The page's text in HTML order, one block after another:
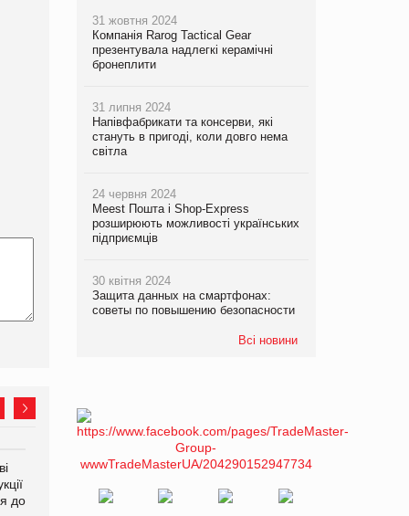
до
Аргентина повертається з
на європейський ринок
ФАО прогнозує зростання
продовольство
31 жовтня 2024
Компанія Rarog Tactical Gear
презентувала надлегкі керамічні
бронеплити
31 липня 2024
Напівфабрикати та консерви, які
стануть в пригоді, коли довго нема
світла
24 червня 2024
Meest Пошта і Shop-Express
розширюють можливості українських
підприємців
30 квітня 2024
Защита данных на смартфонах:
советы по повышению безопасности
Всі новини